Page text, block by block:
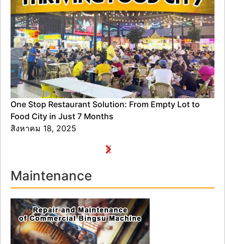
One Stop Restaurant Solution: From Empty Lot to
Food City in Just 7 Months
สิงหาคม 18, 2025
Maintenance